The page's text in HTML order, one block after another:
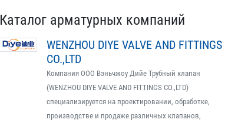
Каталог арматурных компаний
WENZHOU DIYE VALVE AND FITTINGS
CO.,LTD
Компания ООО Вэньчжоу Дийе Трубный клапан
(WENZHOU DIYE VALVE AND FITTINGS CO.,LTD)
специализируется на проектировании, обработке,
производстве и продаже различных клапанов,